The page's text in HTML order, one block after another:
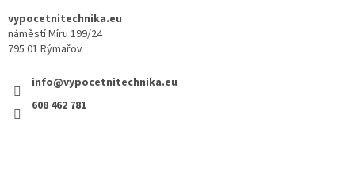
vypocetnitechnika.eu
náměstí Míru 199/24
795 01 Rýmařov
info@vypocetnitechnika.eu
608 462 781